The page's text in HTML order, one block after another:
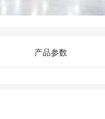
产品参数